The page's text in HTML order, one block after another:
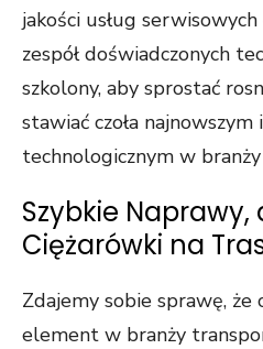
jakości usług
zespół doświadczonych
szkolony, aby sprostać
stawiać czoła
technologicznym w
Szybkie
Ciężarówki na
Zdajemy sobie sprawę, że
element w branży